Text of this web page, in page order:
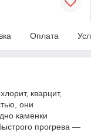
Оплата
кварцит,
они
каменки
прогрева ―